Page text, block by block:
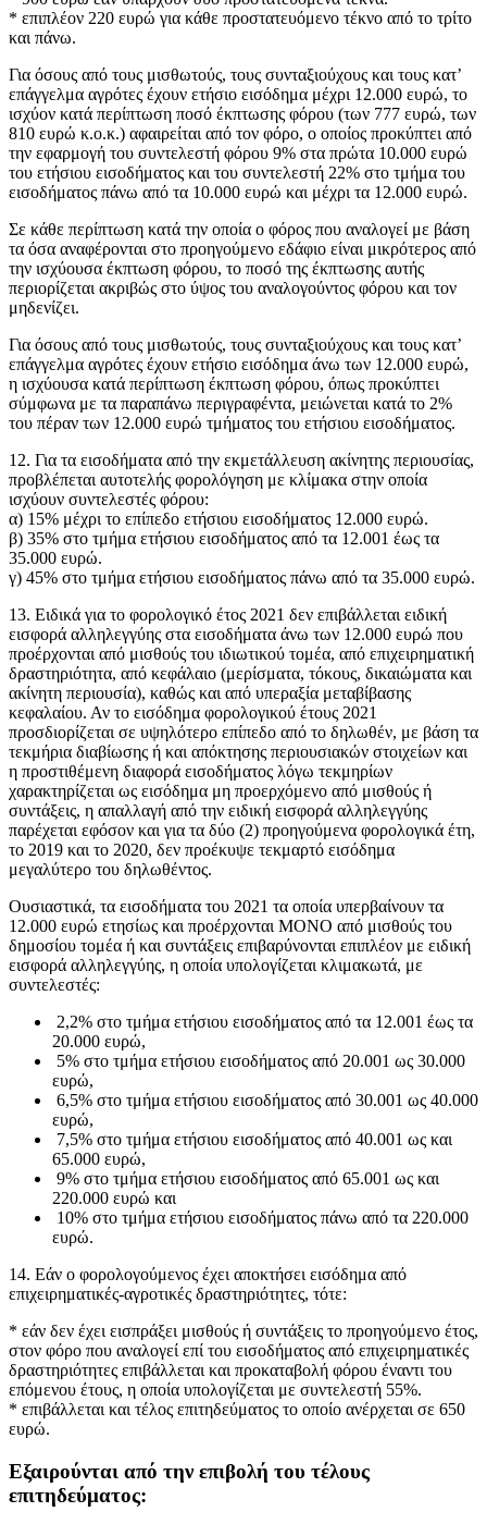
* επιπλέον 220 ευρώ για κάθε προστατευόμενο τέκνο από το τρίτο
και πάνω.
Για όσους από τους μισθωτούς, τους συνταξιούχους και τους κατ’
επάγγελμα αγρότες έχουν ετήσιο εισόδημα μέχρι 12.000 ευρώ, το
ισχύον κατά περίπτωση ποσό έκπτωσης φόρου (των 777 ευρώ, των
810 ευρώ κ.ο.κ.) αφαιρείται από τον φόρο, ο οποίος προκύπτει από
την εφαρμογή του συντελεστή φόρου 9% στα πρώτα 10.000 ευρώ
του ετήσιου εισοδήματος και του συντελεστή 22% στο τμήμα του
εισοδήματος πάνω από τα 10.000 ευρώ και μέχρι τα 12.000 ευρώ.
Σε κάθε περίπτωση κατά την οποία ο φόρος που αναλογεί με βάση
τα όσα αναφέρονται στο προηγούμενο εδάφιο είναι μικρότερος από
την ισχύουσα έκπτωση φόρου, το ποσό της έκπτωσης αυτής
περιορίζεται ακριβώς στο ύψος του αναλογούντος φόρου και τον
μηδενίζει.
Για όσους από τους μισθωτούς, τους συνταξιούχους και τους κατ’
επάγγελμα αγρότες έχουν ετήσιο εισόδημα άνω των 12.000 ευρώ,
η ισχύουσα κατά περίπτωση έκπτωση φόρου, όπως προκύπτει
σύμφωνα με τα παραπάνω περιγραφέντα, μειώνεται κατά το 2%
του πέραν των 12.000 ευρώ τμήματος του ετήσιου εισοδήματος.
12. Για τα εισοδήματα από την εκμετάλλευση ακίνητης περιουσίας,
προβλέπεται αυτοτελής φορολόγηση με κλίμακα στην οποία
ισχύουν συντελεστές φόρου:
α) 15% μέχρι το επίπεδο ετήσιου εισοδήματος 12.000 ευρώ.
β) 35% στο τμήμα ετήσιου εισοδήματος από τα 12.001 έως τα
35.000 ευρώ.
γ) 45% στο τμήμα ετήσιου εισοδήματος πάνω από τα 35.000 ευρώ.
13. Ειδικά για το φορολογικό έτος 2021 δεν επιβάλλεται ειδική
εισφορά αλληλεγγύης στα εισοδήματα άνω των 12.000 ευρώ που
προέρχονται από μισθούς του ιδιωτικού τομέα, από επιχειρηματική
δραστηριότητα, από κεφάλαιο (μερίσματα, τόκους, δικαιώματα και
ακίνητη περιουσία), καθώς και από υπεραξία μεταβίβασης
κεφαλαίου. Αν το εισόδημα φορολογικού έτους 2021
προσδιορίζεται σε υψηλότερο επίπεδο από το δηλωθέν, με βάση τα
τεκμήρια διαβίωσης ή και απόκτησης περιουσιακών στοιχείων και
η προστιθέμενη διαφορά εισοδήματος λόγω τεκμηρίων
χαρακτηρίζεται ως εισόδημα μη προερχόμενο από μισθούς ή
συντάξεις, η απαλλαγή από την ειδική εισφορά αλληλεγγύης
παρέχεται εφόσον και για τα δύο (2) προηγούμενα φορολογικά έτη,
το 2019 και το 2020, δεν προέκυψε τεκμαρτό εισόδημα
μεγαλύτερο του δηλωθέντος.
Ουσιαστικά, τα εισοδήματα του 2021 τα οποία υπερβαίνουν τα
12.000 ευρώ ετησίως και προέρχονται ΜΟΝΟ από μισθούς του
δημοσίου τομέα ή και συντάξεις επιβαρύνονται επιπλέον με ειδική
εισφορά αλληλεγγύης, η οποία υπολογίζεται κλιμακωτά, με
συντελεστές:
2,2% στο τμήμα ετήσιου εισοδήματος από τα 12.001 έως τα
20.000 ευρώ,
5% στο τμήμα ετήσιου εισοδήματος από 20.001 ως 30.000
ευρώ,
6,5% στο τμήμα ετήσιου εισοδήματος από 30.001 ως 40.000
ευρώ,
7,5% στο τμήμα ετήσιου εισοδήματος από 40.001 ως και
65.000 ευρώ,
9% στο τμήμα ετήσιου εισοδήματος από 65.001 ως και
220.000 ευρώ και
10% στο τμήμα ετήσιου εισοδήματος πάνω από τα 220.000
ευρώ.
14. Εάν ο φορολογούμενος έχει αποκτήσει εισόδημα από
επιχειρηματικές-αγροτικές δραστηριότητες, τότε:
* εάν δεν έχει εισπράξει μισθούς ή συντάξεις το προηγούμενο έτος,
στον φόρο που αναλογεί επί του εισοδήματος από επιχειρηματικές
δραστηριότητες επιβάλλεται και προκαταβολή φόρου έναντι του
επόμενου έτους, η οποία υπολογίζεται με συντελεστή 55%.
* επιβάλλεται και τέλος επιτηδεύματος το οποίο ανέρχεται σε 650
ευρώ.
Εξαιρούνται από την επιβολή του τέλους
επιτηδεύματος: